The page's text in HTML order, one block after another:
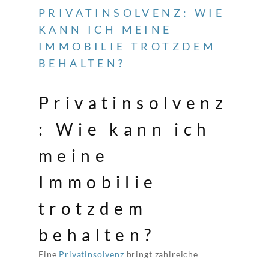
PRIVATINSOLVENZ: WIE
KANN ICH MEINE
IMMOBILIE TROTZDEM
BEHALTEN?
Privatinsolvenz
: Wie kann ich
meine
Immobilie
trotzdem
behalten?
Eine Privatinsolvenz bringt zahlreiche